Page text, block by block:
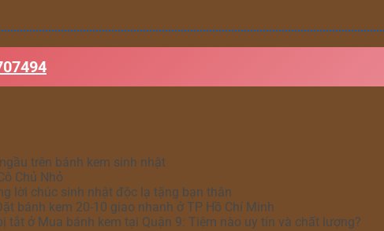
trên bánh kem sinh nhật
Chủ Nhỏ
lời chúc sinh nhật độc lạ tặng bạn thân
bánh kem 20-10 giao nhanh ở TP Hồ Chí Minh
tắt ở Mua bánh kem tại Quận 9: Tiệm nào uy tín và chất lượng?